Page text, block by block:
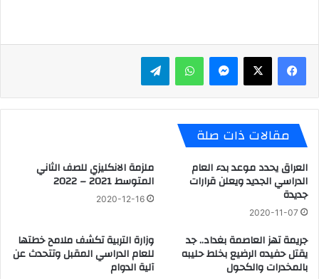
ماسنجر واتساب تيلقرام
مقالات ذات صلة
العراق يحدد موعد بدء العام
الدراسي الجديد ويعلن قرارات
جديدة
2020-11-07
ملزمة الانكليزي للصف الثاني
المتوسط 2021 – 2022
2020-12-16
جريمة تهز العاصمة بغداد.. جد
يقتل حفيده الرضيع بخلط حليبه
بالمخدرات والكحول
وزارة التربية تكشف ملامح خطتها
للعام الدراسي المقبل وتتحدث عن
آلية الدوام